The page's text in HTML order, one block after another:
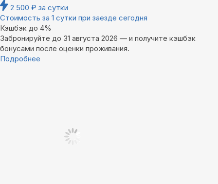
2 500 ₽ за сутки
Стоимость за 1 сутки при заезде сегодня
Кэшбэк до 4%
Забронируйте до 31 августа 2026 — и получите кэшбэк
бонусами после оценки проживания.
Подробнее